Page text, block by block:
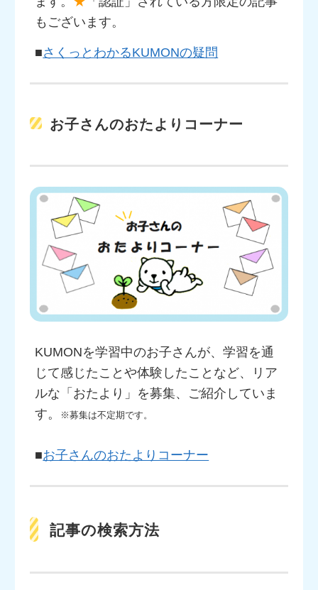
もございます。
■さくっとわかるKUMONの疑問
お子さんのおたよりコーナー
KUMONを学習中のお子さんが、学習を通
じて感じたことや体験したことなど、リア
ルな「おたより」を募集、ご紹介していま
す。
※募集は不定期です。
■お子さんのおたよりコーナー
記事の検索方法